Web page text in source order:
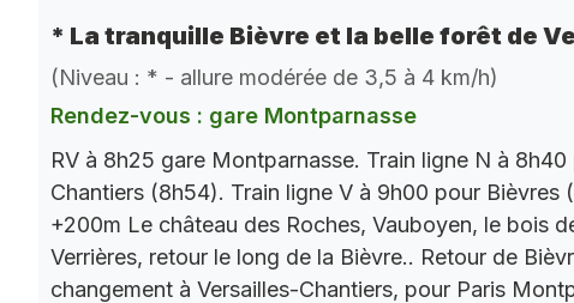
* La tranquille Bièvre et la belle forêt de
(Niveau : * - allure modérée de 3,5 à 4 km/h)
Rendez-vous : gare Montparnasse
RV à 8h25 gare Montparnasse. Train ligne N à 8h40
Chantiers (8h54). Train ligne V à 9h00 pour Bièvres
+200m Le château des Roches, Vauboyen, le bois
Verrières, retour le long de la Bièvre.. Retour de
changement à Versailles-Chantiers, pour Paris